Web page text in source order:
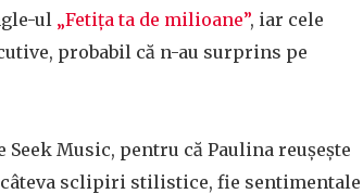
ul „Fetița ta de milioane”, iar cele
probabil că n-au surprins pe
Music, pentru că Paulina reușește
câteva sclipiri stilistice, fie sentimentale